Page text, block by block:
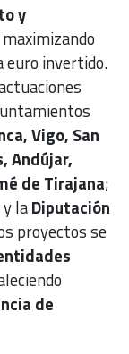
y
euro invertido.
Vigo, San
Andújar,
de Tirajana;
y laDiputación
proyectos se
de